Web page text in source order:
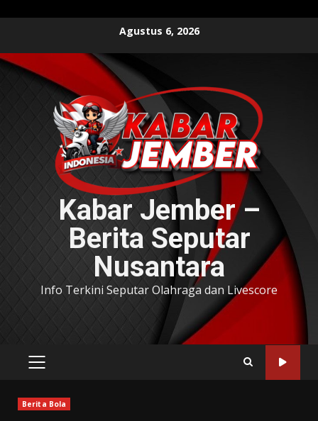
content
Agustus 6, 2026
Kabar Jember –
Berita Seputar
Nusantara
Info Terkini Seputar Olahraga dan Livescore
PRIMARY
Berita Bola